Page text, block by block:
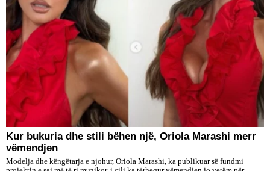
Kur bukuria dhe stili bëhen një, Oriola Marashi merr
vëmendjen
Modelja dhe këngëtarja e njohur, Oriola Marashi, ka publikuar së fundmi